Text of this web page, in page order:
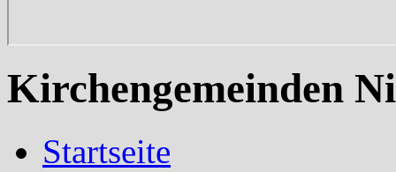
Kirchengemeinden
Startseite